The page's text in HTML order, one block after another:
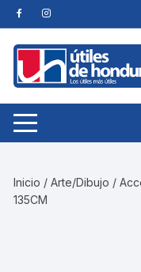
Skip
to
content
Inicio /Arte/Dibujo /
135CM